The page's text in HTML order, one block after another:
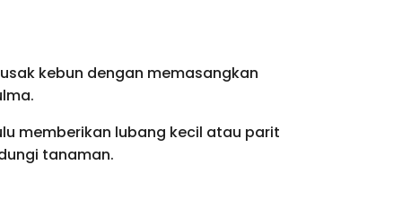
kebun dengan memasangkan
memberikan lubang kecil atau parit
tanaman.